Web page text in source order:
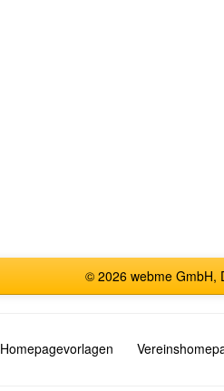
© 2026 webme GmbH,
Homepagevorlagen